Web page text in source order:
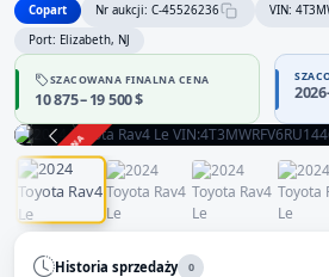
Copart Nr aukcji: C-45526236
VIN:
Port: Elizabeth, NJ
SZACOWANA FINALNA CENA
10 875 – 19 500 $
ZAKOŃCZONA
Historia sprzedaży 0